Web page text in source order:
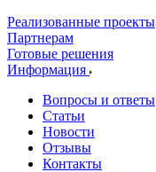
Реализованные проекты
Партнерам
Готовые решения
Информация
Вопросы и ответы
Статьи
Новости
Отзывы
Контакты